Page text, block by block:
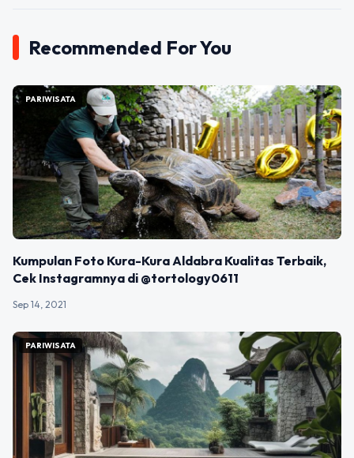
Recommended For You
PARIWISATA
Kumpulan Foto Kura-Kura Aldabra Kualitas Terbaik,
Cek Instagramnya di @tortology0611
Sep 14, 2021
PARIWISATA